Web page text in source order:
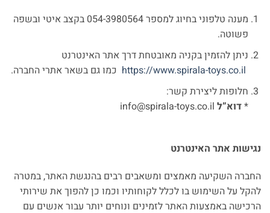
מענה טלפוני בחיוג למספר 054-3980564 בקצב איטי ובשפה
פשוטה.
ניתן להזמין בקניה מאובטחת דרך אתר האינטרנט
https://www.spirala-toys.co.il כמו גם בשאר אתרי החברה.
חלופות ליצירת קשר:
*דוא”לinfo@spirala-toys.co.il
נגישות אתר האינטרנט
החברה השקיעה מאמצים ומשאבים רבים בהנגשת האתר, במטרה
להקל על השימוש בו לכלל לקוחותיו וכמו כן להפוך את שירותי
הרכישה באמצעות האתר לזמינים ונוחים יותר עבור אנשים עם